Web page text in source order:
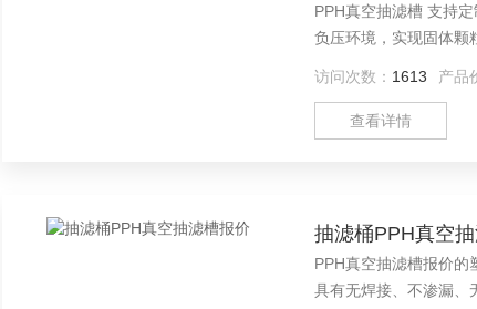
PPH真空抽滤槽 支持
负压环境，实现固体颗
访问次数： 1613 产品
查看详情
抽滤桶PPH真空
PPH真空抽滤槽报价的
具有无焊接、不渗漏、